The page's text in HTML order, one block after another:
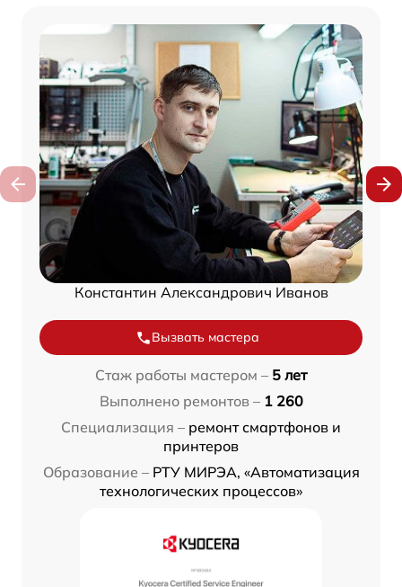
Константин Александрович Иванов
Вызвать мастера
Стаж работы мастером – 5 лет
Выполнено ремонтов – 1 260
Специализация – ремонт смартфонов и
принтеров
Образование – РТУ МИРЭА, «Автоматизация
технологических процессов»